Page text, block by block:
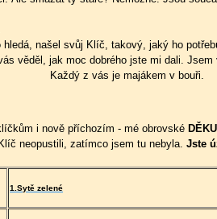
našel svůj Klíč, takový, jaký ho
věděl, jak moc dobrého jste mi dali.
Každý z vás je majákem v bouři.
i nově příchozím - mé obrovské
neopustili, zatímco jsem tu nebyla. Jste
1.Sytě zelené